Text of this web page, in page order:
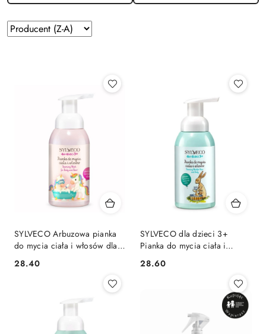
Zastosowano
sortowanie:
Sortuj
według
SYLVECO Arbuzowa pianka
do mycia ciała i włosów dla
dzieci 3+ Guma Balonowa
Cena:
28.40
SYLVECO dla dzieci 3+
Pianka do mycia ciała i
włosów
Cena:
28.60